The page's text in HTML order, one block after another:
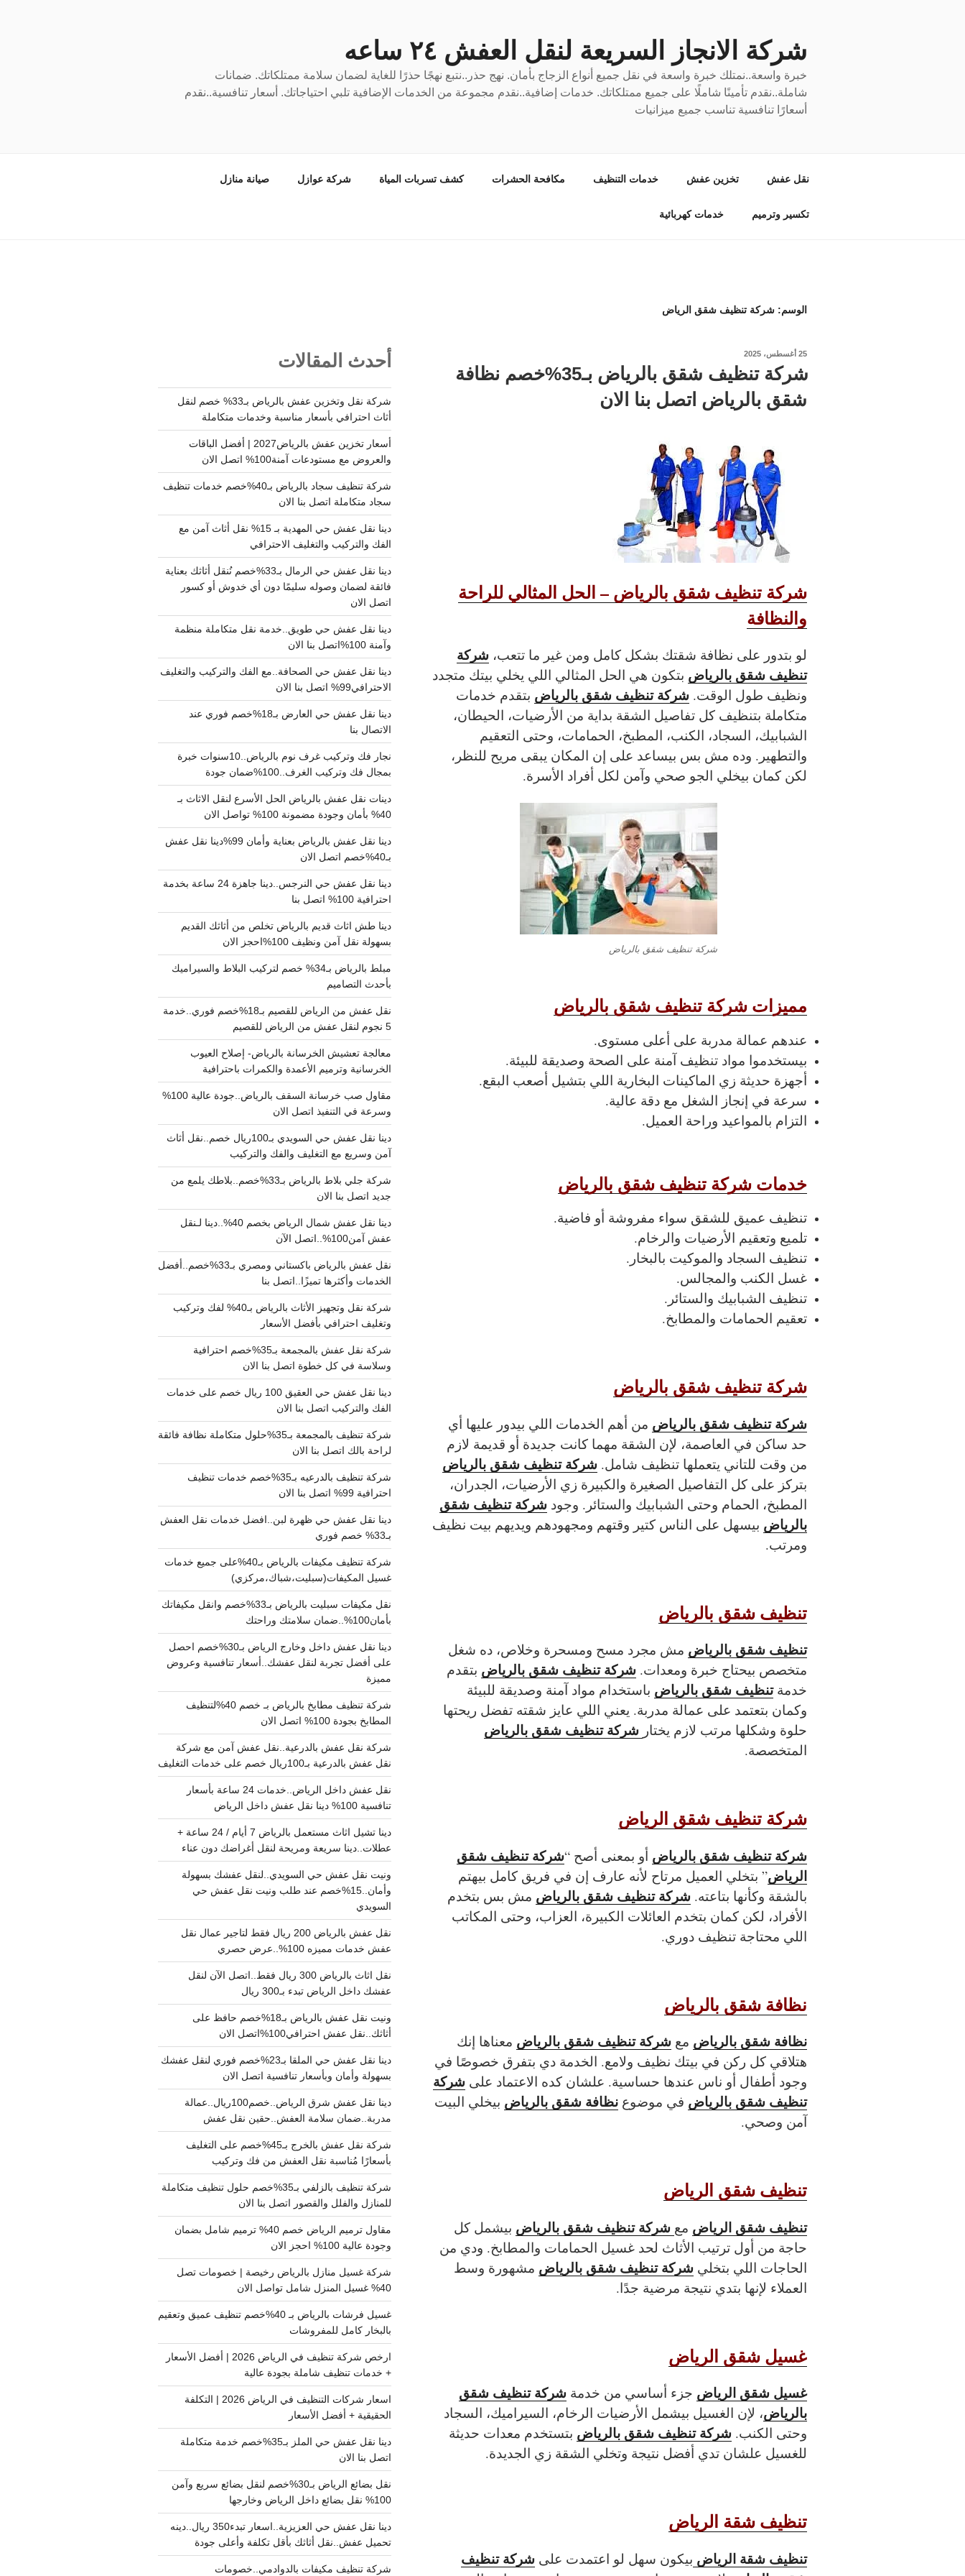
شركة الانجاز السريعة لنقل العفش ٢٤ ساعه
خبرة واسعة..نمتلك خبرة واسعة في نقل جميع أنواع الزجاج بأمان. نهج حذر..نتبع نهجًا حذرًا للغاية لضمان سلامة ممتلكاتك. ضمانات
شاملة..نقدم تأمينًا شاملًا على جميع ممتلكاتك. خدمات إضافية..نقدم مجموعة من الخدمات الإضافية تلبي احتياجاتك. أسعار تنافسية..نقدم
أسعارًا تنافسية تناسب جميع ميزانيات
نقل عفش تخزين عفش خدمات التنظيف مكافحة الحشرات كشف تسربات المياة شركة عوازل صيانة منازل
تكسير وترميم خدمات كهربائية
الوسم: شركة تنظيف شقق الرياض
نُشر
25 أغسطس، 2025
شركة تنظيف شقق بالرياض بـ35%خصم نظافة
شقق بالرياض اتصل بنا الان
شركة تنظيف شقق بالرياض – الحل المثالي للراحة
والنظافة
لو بتدور على نظافة شقتك بشكل كامل ومن غير ما تتعب، شركة
تنظيف شقق بالرياض بتكون هي الحل المثالي اللي يخلي بيتك متجدد
ونظيف طول الوقت. شركة تنظيف شقق بالرياض بتقدم خدمات
متكاملة بتنظيف كل تفاصيل الشقة بداية من الأرضيات، الحيطان،
الشبابيك، السجاد، الكنب، المطبخ، الحمامات، وحتى التعقيم
والتطهير. وده مش بس بيساعد على إن المكان يبقى مريح للنظر،
لكن كمان بيخلي الجو صحي وآمن لكل أفراد الأسرة.
شركة تنظيف شقق بالرياض
مميزات شركة تنظيف شقق بالرياض
عندهم عمالة مدربة على أعلى مستوى.
بيستخدموا مواد تنظيف آمنة على الصحة وصديقة للبيئة.
أجهزة حديثة زي الماكينات البخارية اللي بتشيل أصعب البقع.
سرعة في إنجاز الشغل مع دقة عالية.
التزام بالمواعيد وراحة العميل.
خدمات شركة تنظيف شقق بالرياض
تنظيف عميق للشقق سواء مفروشة أو فاضية.
تلميع وتعقيم الأرضيات والرخام.
تنظيف السجاد والموكيت بالبخار.
غسل الكنب والمجالس.
تنظيف الشبابيك والستائر.
تعقيم الحمامات والمطابخ.
شركة تنظيف شقق بالرياض
شركة تنظيف شقق بالرياض من أهم الخدمات اللي بيدور عليها أي
حد ساكن في العاصمة، لإن الشقة مهما كانت جديدة أو قديمة لازم
من وقت للتاني يتعملها تنظيف شامل. شركة تنظيف شقق بالرياض
بتركز على كل التفاصيل الصغيرة والكبيرة زي الأرضيات، الجدران،
المطبخ، الحمام وحتى الشبابيك والستائر. وجود شركة تنظيف شقق
بالرياض بيسهل على الناس كتير وقتهم ومجهودهم ويديهم بيت نظيف
ومرتب.
تنظيف شقق بالرياض
تنظيف شقق بالرياض مش مجرد مسح ومسحرة وخلاص، ده شغل
متخصص بيحتاج خبرة ومعدات. شركة تنظيف شقق بالرياض بتقدم
خدمةتنظيف شقق بالرياض باستخدام مواد آمنة وصديقة للبيئة
وكمان بتعتمد على عمالة مدربة. يعني اللي عايز شقته تفضل ريحتها
حلوة وشكلها مرتب لازم يختار شركة تنظيف شقق بالرياض
المتخصصة.
شركة تنظيف شقق الرياض
شركة تنظيف شقق بالرياض أو بمعنى أصح “شركة تنظيف شقق
الرياض” بتخلي العميل مرتاح لأنه عارف إن في فريق كامل بيهتم
بالشقة وكأنها بتاعته. شركة تنظيف شقق بالرياض مش بس بتخدم
الأفراد، لكن كمان بتخدم العائلات الكبيرة، العزاب، وحتى المكاتب
اللي محتاجة تنظيف دوري.
نظافة شقق بالرياض
نظافة شقق بالرياض مع شركة تنظيف شقق بالرياض معناها إنك
هتلاقي كل ركن في بيتك نظيف ولامع. الخدمة دي بتفرق خصوصًا في
وجود أطفال أو ناس عندها حساسية. علشان كده الاعتماد على شركة
تنظيف شقق بالرياض في موضوع نظافة شقق بالرياض بيخلي البيت
آمن وصحي.
تنظيف شقق الرياض
تنظيف شقق الرياض مع شركة تنظيف شقق بالرياض بيشمل كل
حاجة من أول ترتيب الأثاث لحد غسيل الحمامات والمطابخ. ودي من
الحاجات اللي بتخلي شركة تنظيف شقق بالرياض مشهورة وسط
العملاء لإنها بتدي نتيجة مرضية جدًا.
غسيل شقق الرياض
غسيل شقق الرياض جزء أساسي من خدمة شركة تنظيف شقق
بالرياض، لإن الغسيل بيشمل الأرضيات الرخام، السيراميك، السجاد
وحتى الكنب. شركة تنظيف شقق بالرياض بتستخدم معدات حديثة
للغسيل علشان تدي أفضل نتيجة وتخلي الشقة زي الجديدة.
تنظيف شقة الرياض
تنظيف شقة الرياض بيكون سهل لو اعتمدت على شركة تنظيف
أحدث المقالات
شركة نقل وتخزين عفش بالرياض بـ33% خصم لنقل
أثاث احترافي بأسعار مناسبة وخدمات متكاملة
أسعار تخزين عفش بالرياض2027 | أفضل الباقات
والعروض مع مستودعات آمنة100% اتصل الان
شركة تنظيف سجاد بالرياض بـ40%خصم خدمات تنظيف
سجاد متكاملة اتصل بنا الان
دينا نقل عفش حي المهدية بـ 15% نقل أثاث آمن مع
الفك والتركيب والتغليف الاحترافي
دينا نقل عفش حي الرمال بـ33%خصم نُنقل أثاثك بعناية
فائقة لضمان وصوله سليمًا دون أي خدوش أو كسور
اتصل الان
دينا نقل عفش حي طويق..خدمة نقل متكاملة منظمة
وآمنة 100%اتصل بنا الان
دينا نقل عفش حي الصحافة..مع الفك والتركيب والتغليف
الاحترافي99% اتصل بنا الان
دينا نقل عفش حي العارض بـ18%خصم فوري عند
الاتصال بنا
نجار فك وتركيب غرف نوم بالرياض..10سنوات خبرة
بمجال فك وتركيب الغرف..100%ضمان جودة
دينات نقل عفش بالرياض الحل الأسرع لنقل الاثاث بـ
40% بأمان وجودة مضمونة 100% تواصل الان
دينا نقل عفش بالرياض بعناية وأمان 99%دينا نقل عفش
بـ40%خصم اتصل الان
دينا نقل عفش حي النرجس..دينا جاهزة 24 ساعة بخدمة
احترافية 100% اتصل بنا
دينا طش اثاث قديم بالرياض تخلص من أثاثك القديم
بسهولة نقل آمن ونظيف 100%احجز الان
مبلط بالرياض بـ34% خصم لتركيب البلاط والسيراميك
بأحدث التصاميم
نقل عفش من الرياض للقصيم بـ18%خصم فوري..خدمة
5 نجوم لنقل عفش من الرياض للقصيم
معالجة تعشيش الخرسانة بالرياض- إصلاح العيوب
الخرسانية وترميم الأعمدة والكمرات باحترافية
مقاول صب خرسانة السقف بالرياض..جودة عالية 100%
وسرعة في التنفيذ اتصل الان
دينا نقل عفش حي السويدي بـ100ريال خصم..نقل أثاث
آمن وسريع مع التغليف والفك والتركيب
شركة جلي بلاط بالرياض بـ33%خصم..بلاطك يلمع من
جديد اتصل بنا الان
دينا نقل عفش شمال الرياض بخصم 40%..دينا لـنقل
عفش آمن100%..اتصل الآن
نقل عفش بالرياض باكستاني ومصري بـ33%خصم..أفضل
الخدمات وأكثرها تميزًا..اتصل بنا
شركة نقل وتجهيز الأثاث بالرياض بـ40% لفك وتركيب
وتغليف احترافي بأفضل الأسعار
شركة نقل عفش بالمجمعة بـ35%خصم احترافية
وسلاسة في كل خطوة اتصل بنا الان
دينا نقل عفش حي العقيق 100 ريال خصم على خدمات
الفك والتركيب اتصل بنا الان
شركة تنظيف بالمجمعة بـ35%حلول متكاملة نظافة فائقة
لراحة بالك اتصل بنا الان
شركة تنظيف بالدرعيه بـ35%خصم خدمات تنظيف
احترافية 99% اتصل بنا الان
دينا نقل عفش حي ظهرة لبن..افضل خدمات نقل العفش
بـ33% خصم فوري
شركة تنظيف مكيفات بالرياض بـ40%على جميع خدمات
غسيل المكيفات(سبليت،شباك،مركزي)
نقل مكيفات سبليت بالرياض بـ33%خصم وانقل مكيفاتك
بأمان100%..ضمان سلامتك وراحتك
دينا نقل عفش داخل وخارج الرياض بـ30%خصم احصل
على أفضل تجربة لنقل عفشك..أسعار تنافسية وعروض
مميزة
شركة تنظيف مطابخ بالرياض بـ خصم 40%لتنظيف
المطابخ بجودة 100% اتصل الان
شركة نقل عفش بالدرعية..نقل عفش آمن مع شركة
نقل عفش بالدرعية بـ100ريال خصم على خدمات التغليف
نقل عفش داخل الرياض..خدمات 24 ساعة بأسعار
تنافسية 100% دينا نقل عفش داخل الرياض
دينا تشيل اثاث مستعمل بالرياض 7 أيام / 24 ساعة +
عطلات..دينا سريعة ومريحة لنقل أغراضك دون عناء
ونيت نقل عفش حي السويدي..لنقل عفشك بسهولة
وأمان..15%خصم عند طلب ونيت نقل عفش حي
السويدي
نقل عفش بالرياض 200 ريال فقط لتاجير عمال نقل
عفش خدمات مميزه 100%..عرض حصري
نقل اثاث بالرياض 300 ريال فقط..اتصل الآن لنقل
عفشك داخل الرياض تبدء بـ300 ريال
ونيت نقل عفش بالرياض بـ18%خصم حافظ على
أثاثك..نقل عفش احترافي100%اتصل الان
دينا نقل عفش حي الملقا بـ23%خصم فوري لنقل عفشك
بسهولة وأمان وبأسعار تنافسية اتصل الان
دينا نقل عفش شرق الرياض..خصم100ريال..عمالة
مدربة..ضمان سلامة العفش..حقين نقل عفش
شركة نقل عفش بالخرج بـ45%خصم على التغليف
بأسعارًا مُناسبة نقل العفش من فك وتركيب
شركة تنظيف بالزلفي بـ35%خصم حلول تنظيف متكاملة
للمنازل والفلل والقصور اتصل بنا الان
مقاول ترميم الرياض خصم 40% ترميم شامل بضمان
وجودة عالية 100% احجز الان
شركة غسيل منازل بالرياض رخيصة | خصومات تصل
40% غسيل المنزل شامل تواصل الان
غسيل فرشات بالرياض بـ 40%خصم تنظيف عميق وتعقيم
بالبخار كامل للمفروشات
ارخص شركة تنظيف في الرياض 2026 | أفضل الأسعار
+ خدمات تنظيف شاملة بجودة عالية
اسعار شركات التنظيف في الرياض 2026 | التكلفة
الحقيقية + أفضل الأسعار
دينا نقل عفش حي الملز بـ35%خصم خدمة متكاملة
اتصل بنا الان
نقل بضائع الرياض بـ30%خصم لنقل بضائع سريع وآمن
100% نقل بضائع داخل الرياض وخارجها
دينا نقل عفش حي العزيزية..اسعار تبدء350 ريال..دينه
تحميل عفش..نقل أثاثك بأقل تكلفة وأعلى جودة
شركة تنظيف مكيفات بالدوادمي..خصومات